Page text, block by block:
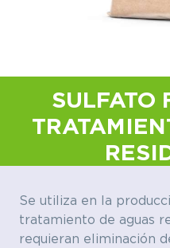
SULFATO
Se utiliza en la
tratamiento de aguas
requieran eliminación